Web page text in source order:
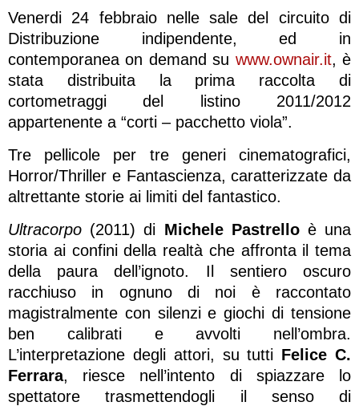
Venerdi 24 febbraio nelle sale del circuito di
Distribuzione indipendente, ed in
contemporanea on demand su www.ownair.it, è
stata distribuita la prima raccolta di
cortometraggi del listino 2011/2012
appartenente a “corti – pacchetto viola”.
Tre pellicole per tre generi cinematografici,
Horror/Thriller e Fantascienza, caratterizzate da
altrettante storie ai limiti del fantastico.
Ultracorpo (2011) di Michele Pastrello è una
storia ai confini della realtà che affronta il tema
della paura dell’ignoto. Il sentiero oscuro
racchiuso in ognuno di noi è raccontato
magistralmente con silenzi e giochi di tensione
ben calibrati e avvolti nell’ombra.
L’interpretazione degli attori, su tutti Felice C.
Ferrara, riesce nell’intento di spiazzare lo
spettatore trasmettendogli il senso di